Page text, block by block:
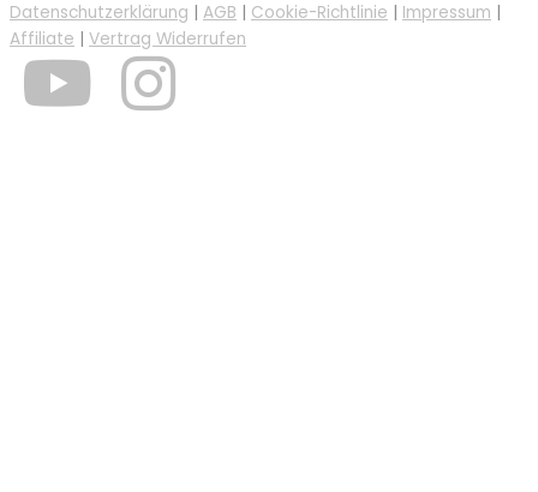
Datenschutzerklärung | AGB | Cookie-Richtlinie | Impressum |
Affiliate | Vertrag Widerrufen